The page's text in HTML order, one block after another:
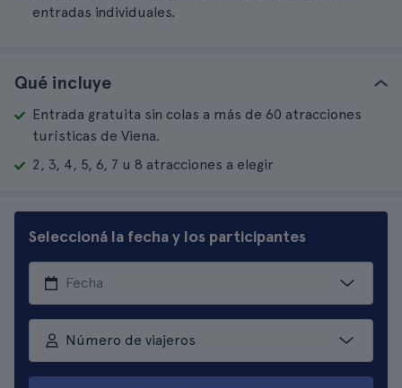
entradas individuales.
Qué incluye
Entrada gratuita sin colas a más de 60 atracciones
turísticas de Viena.
2, 3, 4, 5, 6, 7 u 8 atracciones a elegir
Seleccioná la fecha y los participantes
Número de viajeros